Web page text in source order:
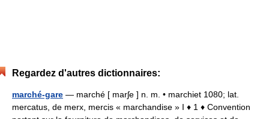
Regardez d'autres dictionnaires:
marché-gare — marché [ marʃe ] n. m. • marchiet 1080; lat.
mercatus, de merx, mercis « marchandise » I ♦ 1 ♦ Convention